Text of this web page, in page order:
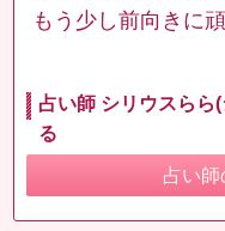
もう少し前向きに
占い師 シリウスらら
る
占い